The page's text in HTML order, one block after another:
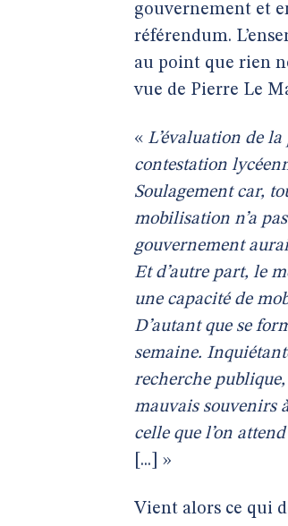
gouvernement et
référendum.
au point que rien
vue de Pierre Le
« L’évaluation de
contestation
Soulagement car,
mobilisation n’a
gouvernement
Et d’autre part, le
une capacité de
D’autant que se
semaine.
recherche
mauvais souvenirs
celle que l’on
[...] »
Vient alors ce qui